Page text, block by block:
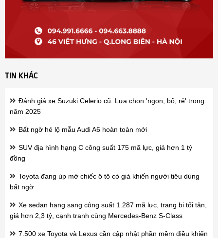
TIN KHÁC
Đánh giá xe Suzuki Celerio cũ: Lựa chọn 'ngon, bổ, rẻ' trong
năm 2025
Bất ngờ hé lộ mẫu Audi A6 hoàn toàn mới
SUV địa hình hạng C công suất 175 mã lực, giá hơn 1 tỷ
đồng
Toyota đang úp mở chiếc ô tô có giá khiến người tiêu dùng
bất ngờ
Xe sedan hạng sang công suất 1.287 mã lực, trang bị tối tân,
giá hơn 2,3 tỷ, cạnh tranh cùng Mercedes-Benz S-Class
7.500 xe Toyota và Lexus cần cập nhật phần mềm điều khiển